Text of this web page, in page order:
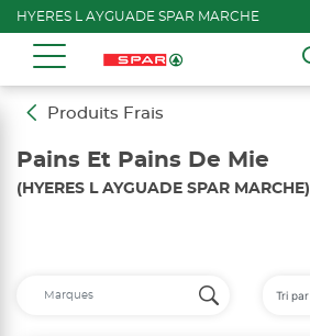
HYERES L AYGUADE SPAR MARCHE
Produits Frais
Pains Et Pains De Mie
(HYERES L AYGUADE SPAR MARCHE)